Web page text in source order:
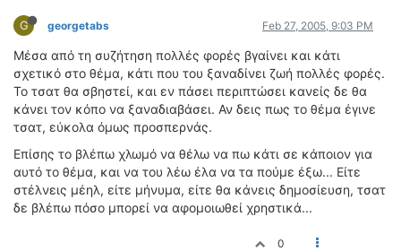
G georgetabs Feb 27, 2005, 9:03 PM
Μέσα από τη συζήτηση πολλές φορές βγαίνει και κάτι
σχετικό στο θέμα, κάτι που του ξαναδίνει ζωή πολλές φορές.
Το τσατ θα σβηστεί, και εν πάσει περιπτώσει κανείς δε θα
κάνει τον κόπο να ξαναδιαβάσει. Αν δεις πως το θέμα έγινε
τσατ, εύκολα όμως προσπερνάς.
Επίσης το βλέπω χλωμό να θέλω να πω κάτι σε κάποιον για
αυτό το θέμα, και να του λέω έλα να τα πούμε έξω... Είτε
στέλνεις μέηλ, είτε μήνυμα, είτε θα κάνεις δημοσίευση, τσατ
δε βλέπω πόσο μπορεί να αφομοιωθεί χρηστικά...
0